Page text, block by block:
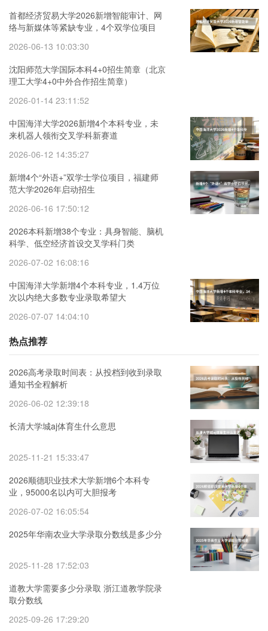
首都经济贸易大学2026新增智能审计、网
络与新媒体等紧缺专业，4个双学位项目
2026-06-13 10:03:30
沈阳师范大学国际本科4+0招生简章（北京
理工大学4+0中外合作招生简章）
2026-01-14 23:11:52
中国海洋大学2026新增4个本科专业，未
来机器人领衔交叉学科新赛道
2026-06-12 14:35:27
新增4个“外语+”双学士学位项目，福建师
范大学2026年启动招生
2026-06-16 17:50:12
2026本科新增38个专业：具身智能、脑机
科学、低空经济首设交叉学科门类
2026-07-02 16:08:16
中国海洋大学新增4个本科专业，1.4万位
次以内绝大多数专业录取希望大
2026-07-07 14:04:10
热点推荐
2026高考录取时间表：从投档到收到录取
通知书全程解析
2026-06-02 12:39:18
长清大学城aj体育生什么意思
2025-11-21 15:33:47
2026顺德职业技术大学新增6个本科专
业，95000名以内可大胆报考
2026-07-02 16:05:54
2025年华南农业大学录取分数线是多少分
2025-11-28 17:52:03
道教大学需要多少分录取 浙江道教学院录
取分数线
2025-09-26 17:29:20